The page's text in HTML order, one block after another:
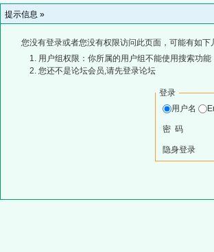
提示信息 »
您没有登录或者您没有权限访问此页面，可能有如下
用户组权限：你所属的用户组不能使用搜索功能
您还不是论坛会员,请先登录论坛
登录
用户名
密 码
隐身登录